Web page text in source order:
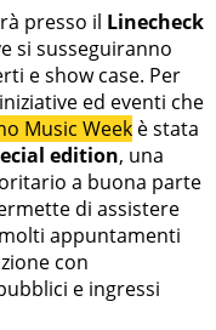
presso il Linecheck
si susseguiranno
e show case. Per
ed eventi che
Music Week è stata
edition, una
a buona parte
di assistere
appuntamenti
con
e ingressi